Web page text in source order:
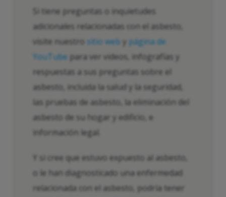
Si tiene preguntas o inquietudes
adicionales relacionadas con el asbesto,
visite nuestro sitio web y página de
YouTube para ver videos, infografías y
respuestas a sus preguntas sobre el
asbesto, incluida la salud y la seguridad,
las pruebas de asbesto, la eliminación del
asbesto de su hogar y edificio, e
información legal.
Y si cree que estuvo expuesto al asbesto,
o le han diagnosticado una enfermedad
relacionada con el asbesto, podría tener